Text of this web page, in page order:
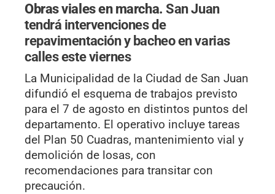
Obras viales en marcha.San Juan
tendrá intervenciones de
repavimentación y bacheo en varias
calles este viernes
La Municipalidad de la Ciudad de San Juan
difundió el esquema de trabajos previsto
para el 7 de agosto en distintos puntos del
departamento. El operativo incluye tareas
del Plan 50 Cuadras, mantenimiento vial y
demolición de losas, con
recomendaciones para transitar con
precaución.